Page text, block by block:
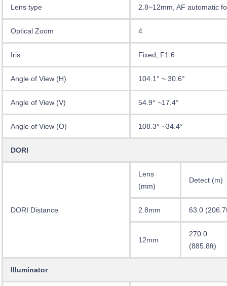
Lens type 2.8~12mm, AF automatic
Optical Zoom 4
Iris Fixed; F1.6
Angle of View (H) 104.1° ~ 30.6°
Angle of View (V) 54.9° ~17.4°
Angle of View (O) 108.3° ~34.4°
DORI
DORI Distance
Lens
(mm)
Detect (m)
2.8mm 63.0
12mm
270.0
(885.8ft)
Illuminator